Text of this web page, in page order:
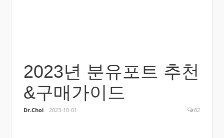
2023년 분유포트 추천
&구매가이드
Dr.Choi 2023-10-01 82